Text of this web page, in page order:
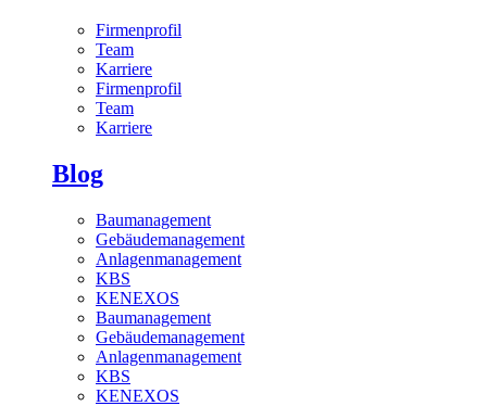
Firmenprofil
Team
Karriere
Firmenprofil
Team
Karriere
Blog
Baumanagement
Gebäudemanagement
Anlagenmanagement
KBS
KENEXOS
Baumanagement
Gebäudemanagement
Anlagenmanagement
KBS
KENEXOS